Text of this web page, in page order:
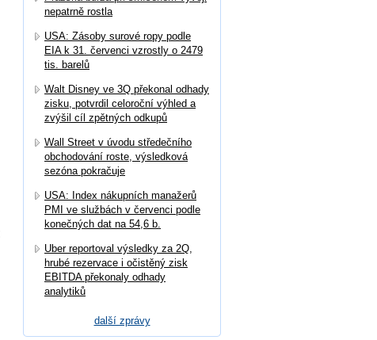
nepatrně rostla
USA: Zásoby surové ropy podle
EIA k 31. červenci vzrostly o 2479
tis. barelů
Walt Disney ve 3Q překonal odhady
zisku, potvrdil celoroční výhled a
zvýšil cíl zpětných odkupů
Wall Street v úvodu středečního
obchodování roste, výsledková
sezóna pokračuje
USA: Index nákupních manažerů
PMI ve službách v červenci podle
konečných dat na 54,6 b.
Uber reportoval výsledky za 2Q,
hrubé rezervace i očistěný zisk
EBITDA překonaly odhady
analytiků
další zprávy